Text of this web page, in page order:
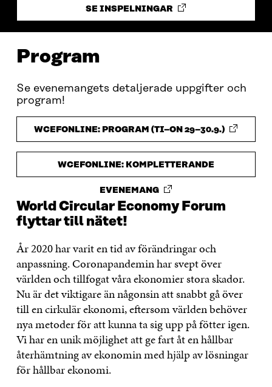
SE INSPELNINGAR
Program
Se evenemangets detaljerade uppgifter och
program!
WCEFONLINE: PROGRAM (TI–ON 29–30.9.)
WCEFONLINE: KOMPLETTERANDE
EVENEMANG
World Circular Economy Forum
flyttar till nätet!
År 2020 har varit en tid av förändringar och
anpassning. Coronapandemin har svept över
världen och tillfogat våra ekonomier stora skador.
Nu är det viktigare än någonsin att snabbt gå över
till en cirkulär ekonomi, eftersom världen behöver
nya metoder för att kunna ta sig upp på fötter igen.
Vi har en unik möjlighet att ge fart åt en hållbar
återhämtning av ekonomin med hjälp av lösningar
för hållbar ekonomi.